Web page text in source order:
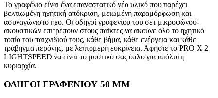
Το γραφένιο είναι ένα επαναστατικό νέο υλικό που παρέχει
βελτιωμένη ηχητική απόκριση, μειωμένη παραμόρφωση και
ασυναγώνιστο ήχο. Οι οδηγοί γραφενίου του σετ μικροφώνου-
ακουστικών επιτρέπουν στους παίκτες να ακούνε όλο το ηχητικό
τοπίο του παιχνιδιού τους, κάθε βήμα, κάθε ενέργεια και κάθε
τράβηγμα περόνης, με λεπτομερή ευκρίνεια. Αφήστε το PRO X 2
LIGHTSPEED να είναι το μυστικό σας όπλο για απόλυτη
κυριαρχία.
ΟΔΗΓΟΙ ΓΡΑΦΕΝΙΟΥ 50 MM